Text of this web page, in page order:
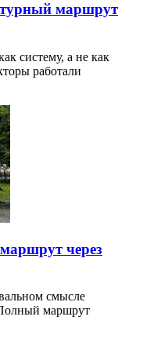
маршрут
систему, а не как
работали
через
смысле
маршрут